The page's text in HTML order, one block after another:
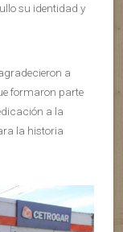
su identidad y
a
formaron parte
a la
la historia